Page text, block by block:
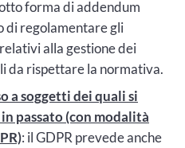
forma di addendum
di regolamentare gli
alla gestione dei
da rispettare la normativa.
a soggetti dei quali si
passato (con modalità
: il GDPR prevede anche